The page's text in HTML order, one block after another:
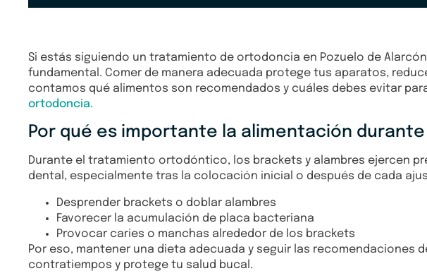
Si estás siguiendo un tratamiento de ortodoncia en Pozuelo de
fundamental. Comer de manera adecuada protege tus aparatos,
contamos qué alimentos son recomendados y cuáles debes evitar
ortodoncia.
Por qué es importante la alimentación
Durante el tratamiento ortodóntico, los brackets y alambres ejercen
dental, especialmente tras la colocación inicial o después de cada
Desprender brackets o doblar alambres
Favorecer la acumulación de placa bacteriana
Provocar caries o manchas alrededor de los brackets
Por eso, mantener una dieta adecuada y seguir las
contratiempos y protege tu salud bucal.